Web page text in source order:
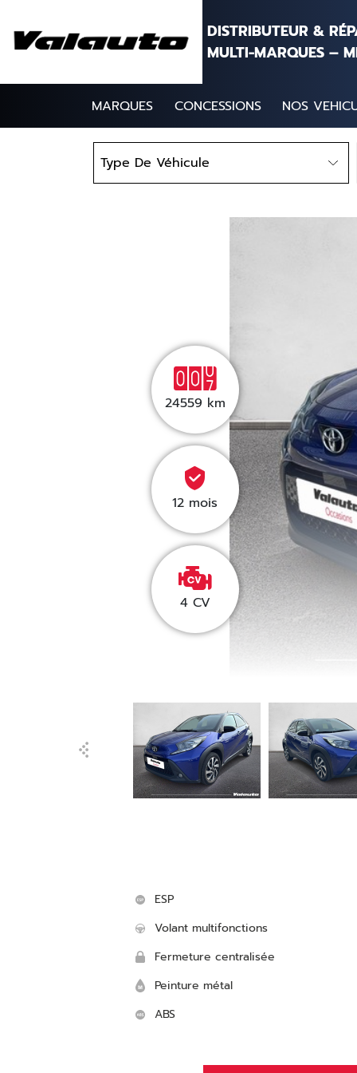
DISTRIBUTEUR &
MULTI-MARQUES –
MARQUES CONCESSIONS NOS
Type De Véhicule
24559 km
12 mois
4 CV
ESP
Volant multifonctions
Fermeture centralisée
Peinture métal
ABS